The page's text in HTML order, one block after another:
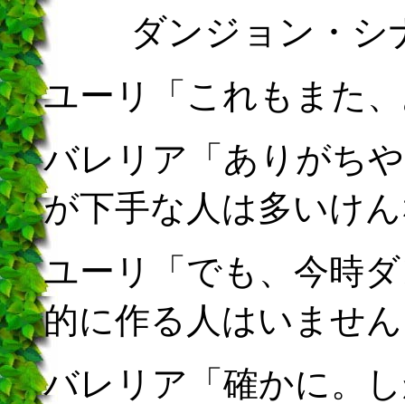
ダンジョン・シ
ユーリ「これもまた
バレリア「ありがち
が下手な人は多いけ
ユーリ「でも、今時
的に作る人はいませ
バレリア「確かに。